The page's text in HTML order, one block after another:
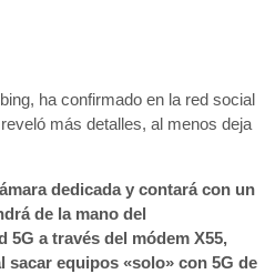
ha confirmado en la red social
más detalles, al menos deja
dedicada y contará con un
de la mano del
a través del módem X55,
sacar equipos «solo» con 5G de